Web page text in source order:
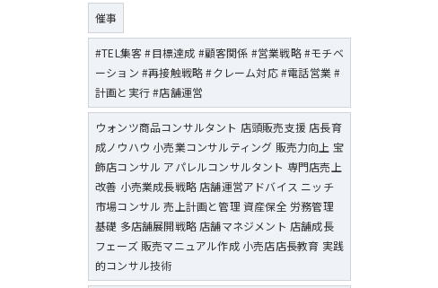
催事
#TEL集客 #目標達成 #顧客関係 #営業戦略 #モチベ
ーション #再接触戦略 #クレーム対応 #電話営業 #
計画と実行 #店舗運営
ウォンツ商品コンサルタント 店頭販売支援 店長育
成ノウハウ 小売業コンサルティング 販売力向上 宝
飾店コンサル アパレルコンサルタント 専門店売上
改善 小売業成長戦略 店舗運営アドバイス ニッチ
市場コンサル 売上計画と管理 資産保全 労務管理
基礎 多店舗展開戦略 店舗マネジメント 店舗成長
フェーズ 販売マニュアル作成 小売店店長教育 実践
的コンサル技術